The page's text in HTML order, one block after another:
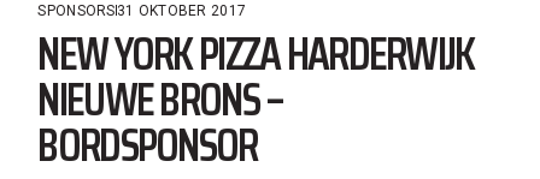
SPONSORS31 OKTOBER 2017
NEW YORK PIZZA HARDERWIJK
NIEUWE BRONS –
BORDSPONSOR